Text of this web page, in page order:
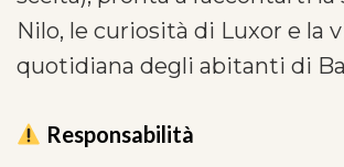
Nilo, le curiosità di Luxor e la
quotidiana degli abitanti di
Responsabilità